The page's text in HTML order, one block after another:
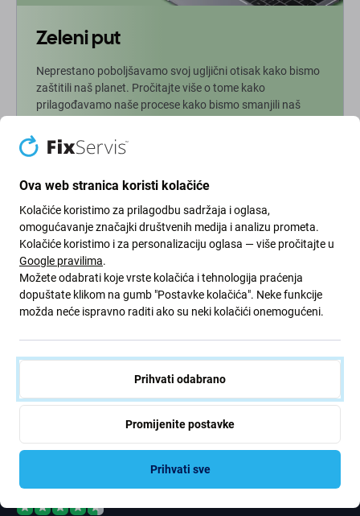
Zeleni put
Neprestano poboljšavamo svoj ugljični otisak kako bismo
zaštitili naš planet. Pročitajte više o tome kako
prilagođavamo naše procese kako bismo smanjili naš
Više info
Newsletter
Prijavite se za redovite obavijesti o popustima i novostima iz naše
ponude. Ujedno, podnošenjem ovog obrasca potvrđujem da sam
stariji od 16 godina
se
Slažem se primati vijesti
Rated Excellent
Ova web stranica koristi kolačiće
Kolačiće koristimo za prilagodbu sadržaja i oglasa,
omogućavanje značajki društvenih medija i analizu prometa.
Kolačiće koristimo i za personalizaciju oglasa — više pročitajte u
Google pravilima.
Možete odabrati koje vrste kolačića i tehnologija praćenja
dopuštate klikom na gumb "Postavke kolačića". Neke funkcije
možda neće ispravno raditi ako su neki kolačići onemogućeni.
Prihvati odabrano
Promijenite postavke
Prihvati sve